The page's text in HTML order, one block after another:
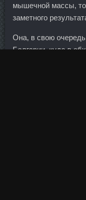
мышечной массы, то
заметного
Она, в свою
Болгарии, куда в